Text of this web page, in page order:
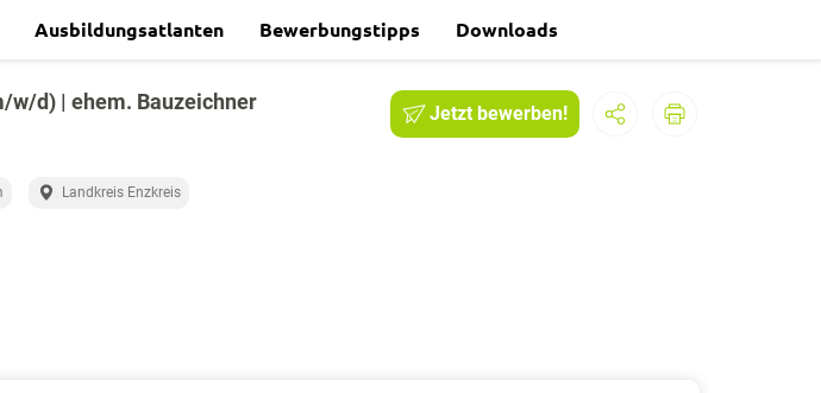
Ausbildungsatlanten Bewerbungstipps Downloads
w/d) | ehem. Bauzeichner
Jetzt bewerben!
Landkreis Enzkreis